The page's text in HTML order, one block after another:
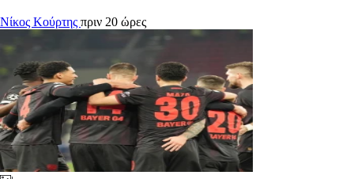
Νίκος Κούρτης πριν 20 ώρες